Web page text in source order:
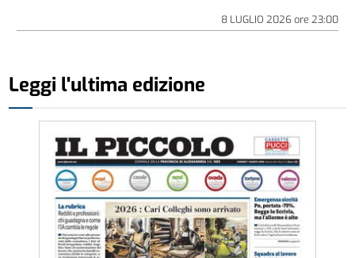
8 LUGLIO 2026ore 23:00
Leggi l'ultima edizione